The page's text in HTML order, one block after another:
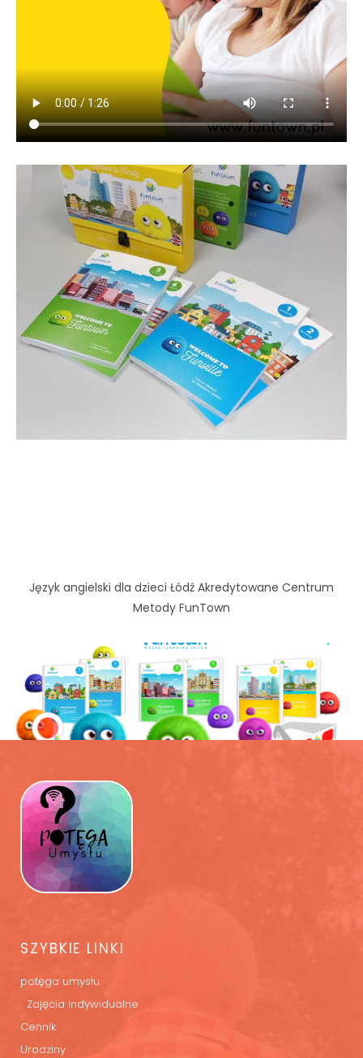
Język angielski dla dzieci Łódź Akredytowane Centrum
Metody FunTown
SZYBKIE LINKI
potęga umysłu
Zajęcia indywidualne
Cennik
Urodziny